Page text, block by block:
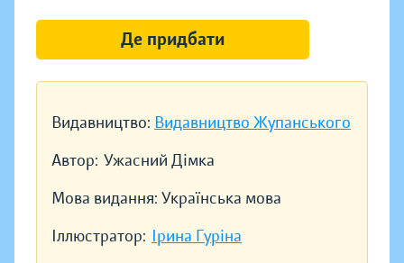
Видавництво: Видавництво Жупанського
Автор: Ужасний Дімка
Мова видання: Українська мова
Іллюстратор: Ірина Гуріна
Де придбати